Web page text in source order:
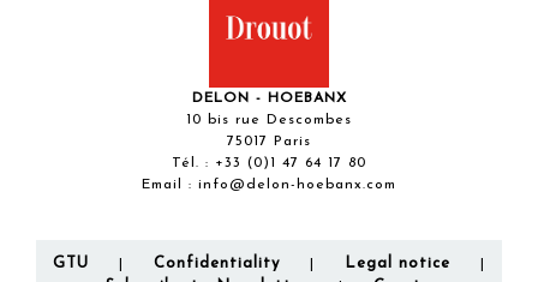
DELON - HOEBANX
10 bis rue Descombes
75017 Paris
Tél. : +33 (0)1 47 64 17 80
Email : info@delon-hoebanx.com
GTU Confidentiality Legal notice